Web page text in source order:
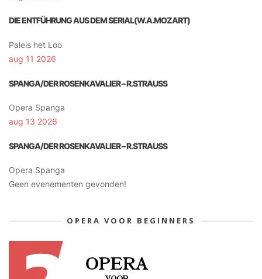
DIE ENTFÜHRUNG AUS DEM SERIAL(W.A.MOZART)
Paleis het Loo
aug 11 2026
SPANGA/DER ROSENKAVALIER – R.STRAUSS
Opera Spanga
aug 13 2026
SPANGA/DER ROSENKAVALIER – R.STRAUSS
Opera Spanga
Geen evenementen gevonden!
OPERA VOOR BEGINNERS